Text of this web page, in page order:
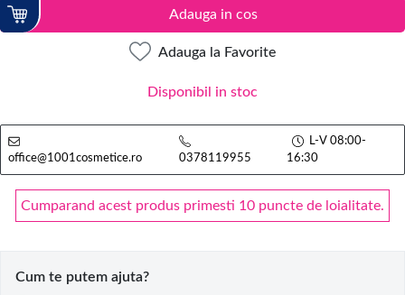
Adauga in cos
Adauga la Favorite
Disponibil in stoc
office@1001cosmetice.ro 0378119955
L-V 08:00-
16:30
Cumparand acest produs primesti 10 puncte de loialitate.
Cum te putem ajuta?